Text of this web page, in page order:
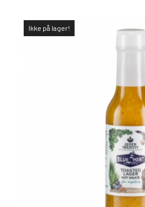
Ikke på lager!